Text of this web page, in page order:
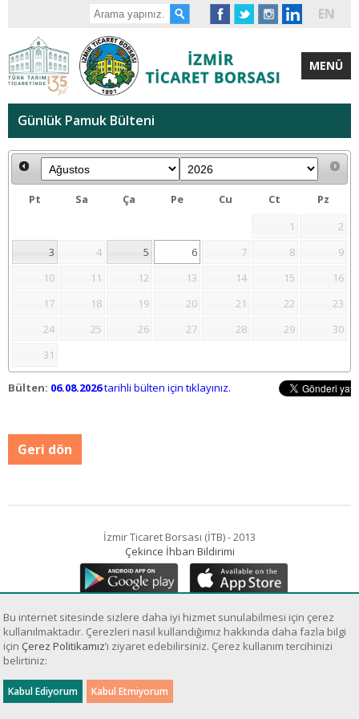
EN
MENÜ
Günlük Pamuk Bülteni
Pt Sa Ça Pe Cu Ct
Pz
1
2
3
4 5 6 7 8
9
10
11 12 13 14 15
16
17
18 19 20 21 22
23
24
25 26 27 28 29
30
31
Bülten: 06.08.2026tarihli bülten için tıklayınız.
Geri dön
İzmir Ticaret Borsası (İTB) - 2013
Çekince İhbarı Bildirimi
Sanal Yazılım Ltd.
Bu internet sitesinde sizlere daha iyi hizmet sunulabilmesi için çerez
kullanılmaktadır. Çerezleri nasıl kullandığımız hakkında daha fazla bilgi
için Çerez Politikamız’ı ziyaret edebilirsiniz. Çerez kullanım tercihinizi
belirtiniz: